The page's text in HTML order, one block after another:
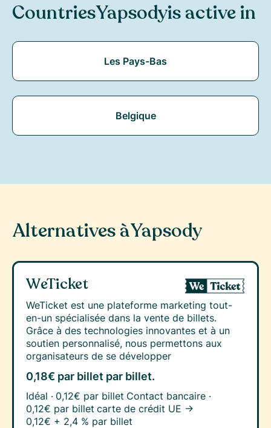
CountriesYapsodyis active in
Les Pays-Bas
Belgique
Alternatives àYapsody
WeTicket
WeTicket est une plateforme marketing tout-
en-un spécialisée dans la vente de billets.
Grâce à des technologies innovantes et à un
soutien personnalisé, nous permettons aux
organisateurs de se développer
0,18€ par billet par billet.
Idéal · 0,12€ par billet Contact bancaire ·
0,12€ par billet carte de crédit UE →
0,12€ + 2,4 % par billet